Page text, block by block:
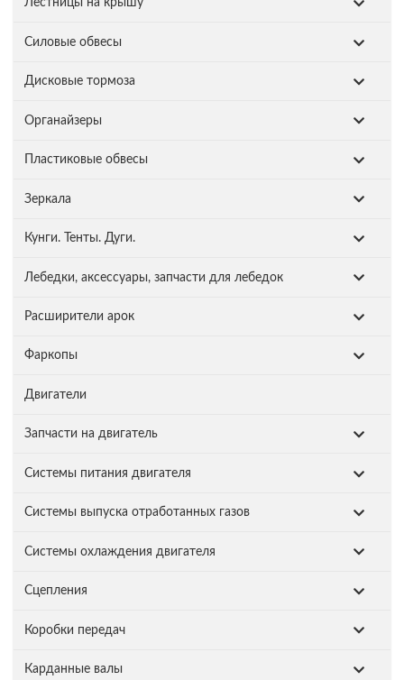
Лестницы на крышу
Силовые обвесы
Дисковые тормоза
Органайзеры
Пластиковые обвесы
Зеркала
Кунги. Тенты. Дуги.
Лебедки, аксессуары, запчасти для лебедок
Расширители арок
Фаркопы
Двигатели
Запчасти на двигатель
Системы питания двигателя
Системы выпуска отработанных газов
Системы охлаждения двигателя
Сцепления
Коробки передач
Карданные валы